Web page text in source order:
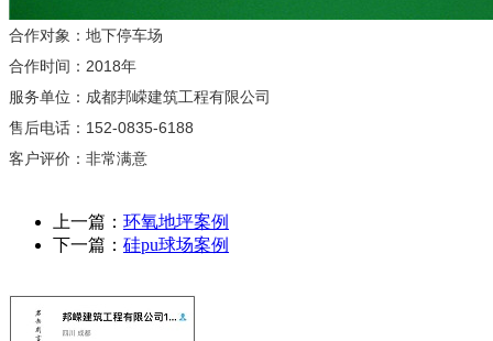
合作对象：地下停车场
合作时间：2018年
服务单位：成都邦嵘建筑工程有限公司
售后电话：152-0835-6188
客户评价：非常满意
上一篇： 环氧地坪案例
下一篇： 硅pu球场案例